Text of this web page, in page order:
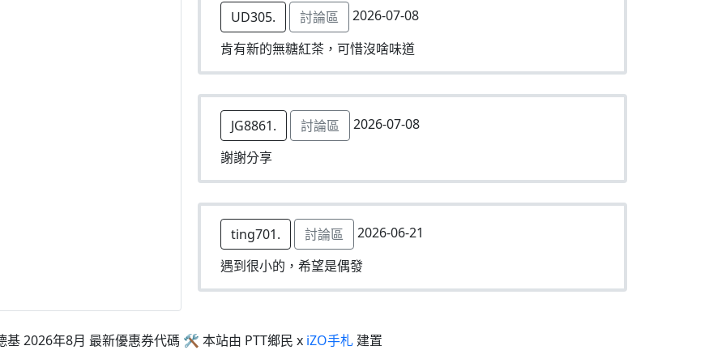
UD305. 討論區
2026-07-08
肯有新的無糖紅茶，可惜沒啥味道
JG8861. 討論區
2026-07-08
謝謝分享
ting701. 討論區
2026-06-21
遇到很小的，希望是偶發
基 2026年8月 最新優惠券代碼 🛠 本站由 PTT鄉民 x iZO手札建置